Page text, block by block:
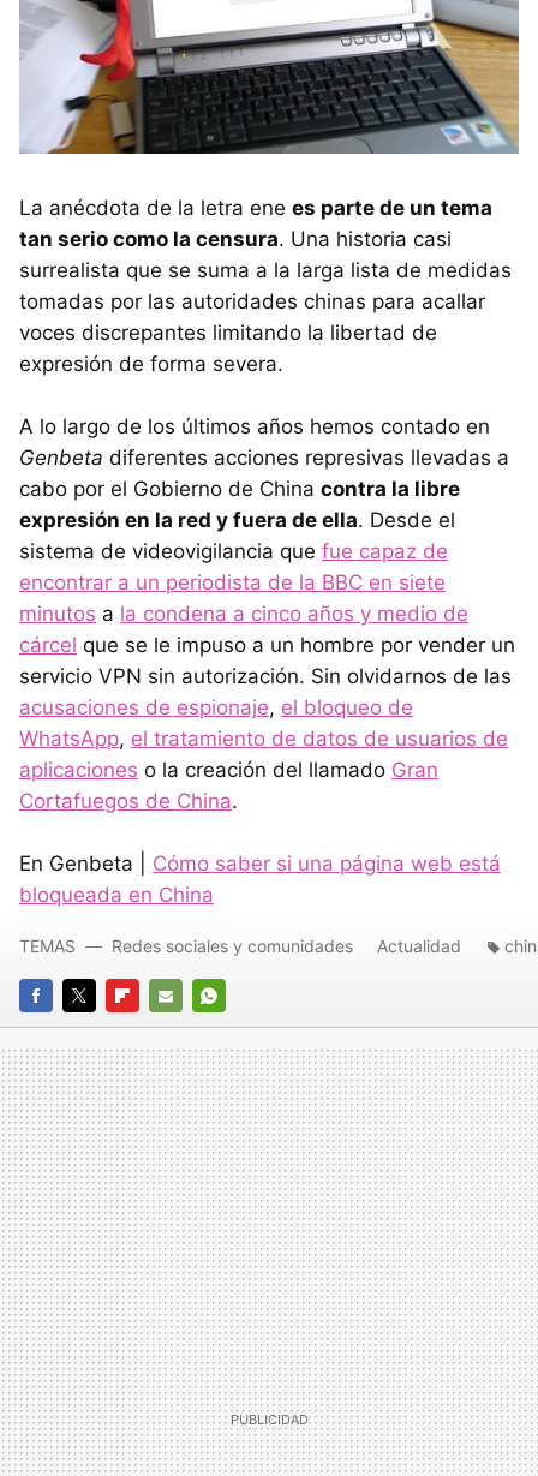
La anécdota de la letra ene es parte de un tema
tan serio como la censura. Una historia casi
surrealista que se suma a la larga lista de medidas
tomadas por las autoridades chinas para acallar
voces discrepantes limitando la libertad de
expresión de forma severa.
A lo largo de los últimos años hemos contado en
Genbeta diferentes acciones represivas llevadas a
cabo por el Gobierno de China contra la libre
expresión en la red y fuera de ella. Desde el
sistema de videovigilancia que fue capaz de
encontrar a un periodista de la BBC en siete
minutos a la condena a cinco años y medio de
cárcel que se le impuso a un hombre por vender un
servicio VPN sin autorización. Sin olvidarnos de las
acusaciones de espionaje, el bloqueo de
WhatsApp, el tratamiento de datos de usuarios de
aplicaciones o la creación del llamado Gran
Cortafuegos de China.
En Genbeta | Cómo saber si una página web está
bloqueada en China
FACEBOOK
TWITTERFLIPBOARD
E-
MAIL
WHATSAPP
TEMAS Redes sociales y comunidades Actualidad